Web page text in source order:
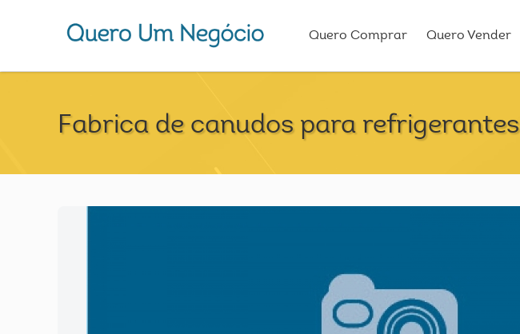
Quero Comprar Quero Vender
Fabrica de canudos para refrigerantes